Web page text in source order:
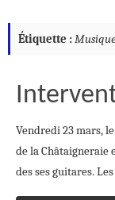
Étiquette :
Vendredi 23 mars,
de la Châtaigneraie
des ses guitares.